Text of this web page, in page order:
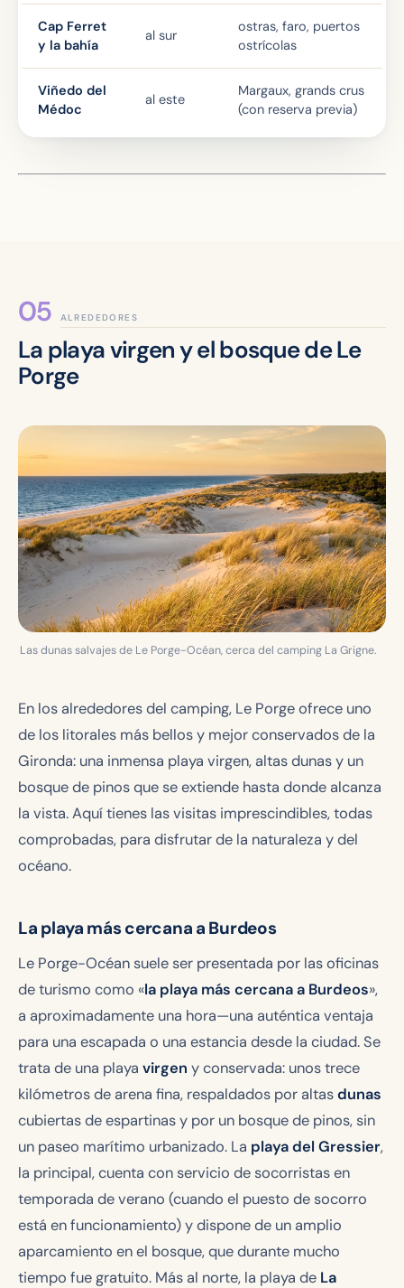
Cap Ferret
y la bahía
al sur
ostras, faro, puertos
ostrícolas
Viñedo del
Médoc
al este
Margaux, grands crus
(con reserva previa)
ALREDEDORES
La playa virgen y el bosque de Le
Porge
Las dunas salvajes de Le Porge-Océan, cerca del camping La Grigne.
En los alrededores del camping, Le Porge ofrece uno
de los litorales más bellos y mejor conservados de la
Gironda: una inmensa playa virgen, altas dunas y un
bosque de pinos que se extiende hasta donde alcanza
la vista. Aquí tienes las visitas imprescindibles, todas
comprobadas, para disfrutar de la naturaleza y del
océano.
La playa más cercana a Burdeos
Le Porge-Océan suele ser presentada por las oficinas
de turismo como «la playa más cercana a Burdeos»,
a aproximadamente una hora—una auténtica ventaja
para una escapada o una estancia desde la ciudad. Se
trata de una playa virgen y conservada: unos trece
kilómetros de arena fina, respaldados por altasdunas
cubiertas de espartinas y por un bosque de pinos, sin
un paseo marítimo urbanizado. La playa del Gressier,
la principal, cuenta con servicio de socorristas en
temporada de verano (cuando el puesto de socorro
está en funcionamiento) y dispone de un amplio
aparcamiento en el bosque, que durante mucho
tiempo fue gratuito. Más al norte, la playa de La